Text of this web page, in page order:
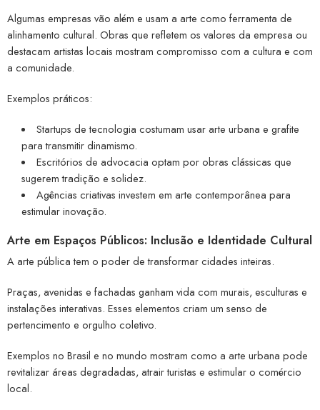
Algumas empresas vão além e usam a arte como ferramenta de
alinhamento cultural. Obras que refletem os valores da empresa ou
destacam artistas locais mostram compromisso com a cultura e com
a comunidade.
Exemplos práticos:
Startups de tecnologia costumam usar arte urbana e grafite
para transmitir dinamismo.
Escritórios de advocacia optam por obras clássicas que
sugerem tradição e solidez.
Agências criativas investem em arte contemporânea para
estimular inovação.
Arte em Espaços Públicos: Inclusão e Identidade Cultural
A arte pública tem o poder de transformar cidades inteiras.
Praças, avenidas e fachadas ganham vida com murais, esculturas e
instalações interativas. Esses elementos criam um senso de
pertencimento e orgulho coletivo.
Exemplos no Brasil e no mundo mostram como a arte urbana pode
revitalizar áreas degradadas, atrair turistas e estimular o comércio
local.